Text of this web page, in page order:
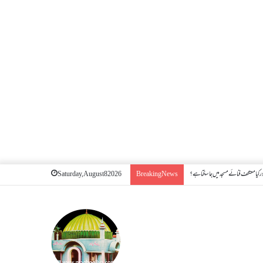
Saturday, August 8 2026 Breaking News معتکف فنائے مسجد میں جا سکتا ہے؟